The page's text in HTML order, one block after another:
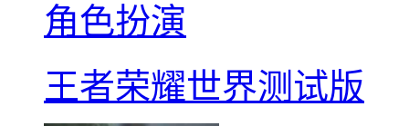
角色扮演
王者荣耀世界测试版